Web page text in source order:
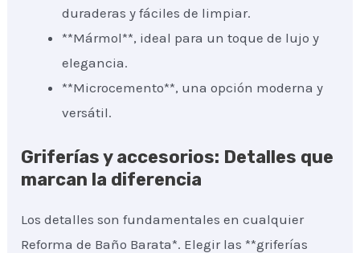
duraderas y fáciles de limpiar.
**Mármol**, ideal para un toque de lujo y
elegancia.
**Microcemento**, una opción moderna y
versátil.
Griferías y accesorios: Detalles que
marcan la diferencia
Los detalles son fundamentales en cualquier
Reforma de Baño Barata*. Elegir las **griferías